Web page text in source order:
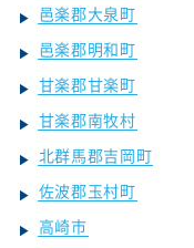
邑楽郡大泉町
邑楽郡明和町
甘楽郡甘楽町
甘楽郡南牧村
北群馬郡吉岡町
佐波郡玉村町
高崎市